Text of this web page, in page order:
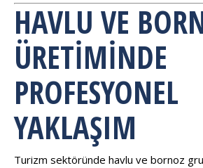
HAVLU VE
ÜRETIMINDE
PROFESYONEL
YAKLAŞIM
Turizm sektöründe havlu ve bornoz